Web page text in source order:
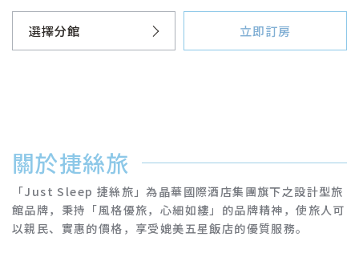
關於捷絲旅
「Just Sleep 捷絲旅」為晶華國際酒店集團旗下之設計型旅
館品牌，秉持「風格優旅，心細如縷」的品牌精神，使旅人可
以親民、實惠的價格，享受媲美五星飯店的優質服務。
選擇分館
台北三重館
台北中山館
立即訂房